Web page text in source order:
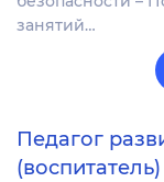
занятий…
Педагог
(воспитатель)